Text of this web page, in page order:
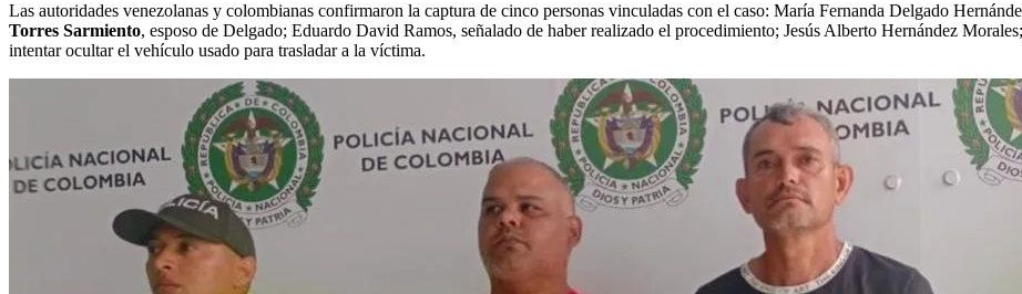
Las autoridades venezolanas y colombianas confirmaron la captura de cinco personas vinculadas con el caso: María Fernanda Delgado
Torres Sarmiento, esposo de Delgado; Eduardo David Ramos, señalado de haber realizado el procedimiento; Jesús Alberto Hernández
intentar ocultar el vehículo usado para trasladar a la víctima.